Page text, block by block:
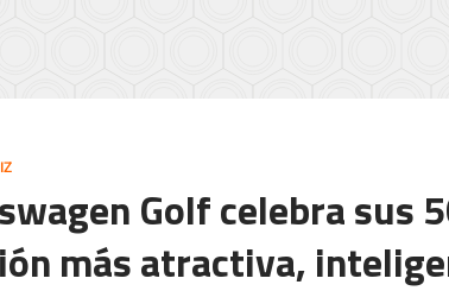
Golf celebra sus
más atractiva,